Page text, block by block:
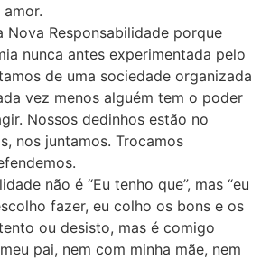
Nova Responsabilidade porque
nunca antes experimentada pelo
de uma sociedade organizada
vez menos alguém tem o poder
Nossos dedinhos estão no
nos juntamos. Trocamos
não é “Eu tenho que”, mas “eu
fazer, eu colho os bons e os
ou desisto, mas é comigo
pai, nem com minha mãe, nem